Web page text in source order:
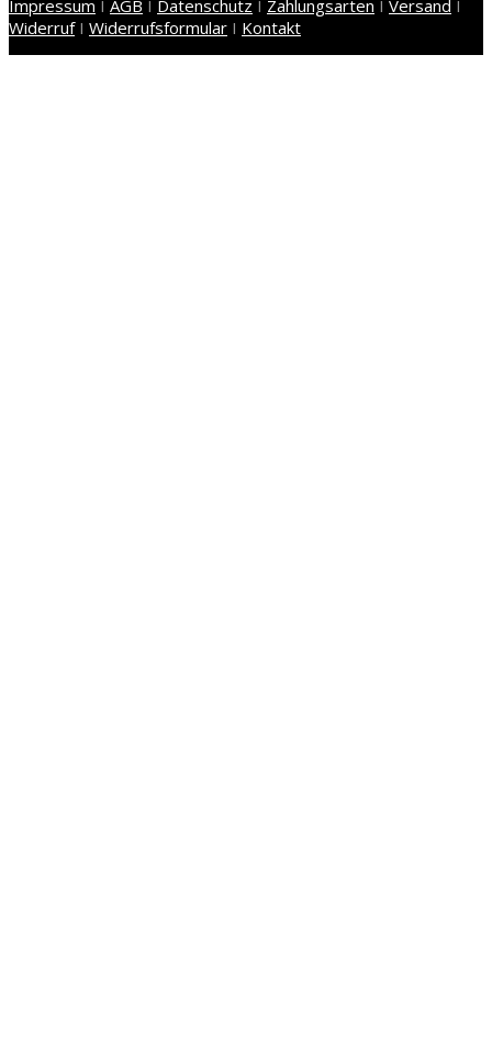
Impressum I AGB I Datenschutz I Zahlungsarten I Versand I
WiderrufI Widerrufsformular I Kontakt